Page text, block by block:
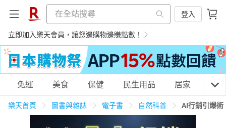
登入
立即加入樂天會員，讓您邊購物邊賺點數！
購物網分類
免運 美食 保健 民生用品 居家 3C
樂天首頁 圖書與雜誌 電子書 自然科普 AI行銷引爆術